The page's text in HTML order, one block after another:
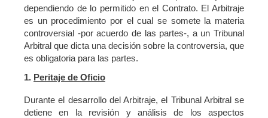
dependiendo de lo permitido en el Contrato. El Arbitraje
es un procedimiento por el cual se somete la materia
controversial -por acuerdo de las partes-, a un Tribunal
Arbitral que dicta una decisión sobre la controversia, que
es obligatoria para las partes.
1. Peritaje de Oficio
Durante el desarrollo del Arbitraje, el Tribunal Arbitral se
detiene en la revisión y análisis de los aspectos